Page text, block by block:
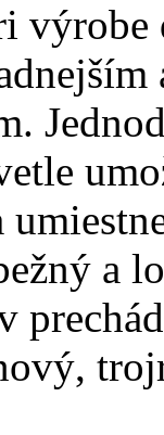
výrobe
a